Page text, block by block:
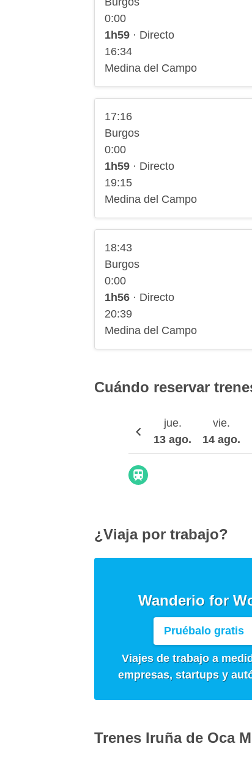
0:00
1h59 · Directo
16:34
Medina del Campo
17:16
Burgos
0:00
1h59 · Directo
19:15
Medina del Campo
18:43
Burgos
0:00
1h56 · Directo
20:39
Medina del Campo
Cuándo reservar
jue.
13 ago.
vie.
14 ago.
¿Viaja por trabajo?
Wanderio for
Pruébalo gratis
Viajes de trabajo a
empresas, startups y
Trenes Iruña de Oca